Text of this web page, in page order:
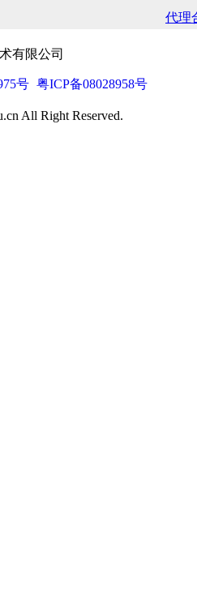
代理
有限公司
号 粤ICP备08028958号
All Right Reserved.